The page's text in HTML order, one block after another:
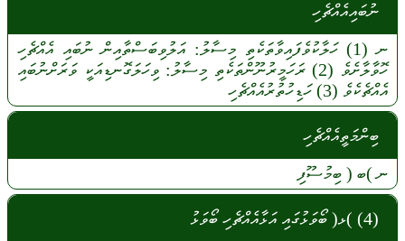
ނުބައިއެއްޗެހި
ނ (1) ހަލާކުވެފައިވާތަކެތި މިސާލު:އަލުވިބަސްތާއިންނުބައިއެއްޗެހި
ހޮވާލާށެވެ (2) ރަހަމީރުނޫންތަކެތި މިސާލު:ވިހަލަގޮނޑިއަކީވަރަށްނުބައި
އެއްޗެކެވެ (3) ހަޑިހުތުރުއެއްޗެހި
ބިންމަތީއެއްޗެހި
ނ)ބ ( ބިމުސޫފި
(4) )ޅ( ބޯވަޅުގައި އަޅާއެއްޗެހި ބޯވަޅު